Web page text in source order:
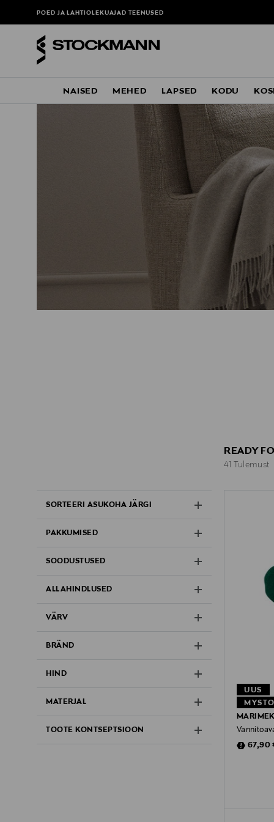
POED JA LAHTIOLEKUAJADTEENUSED
NAISED MEHED LAPSED KODU
SORTEERI ASUKOHA JÄRGI
PAKKUMISED
SOODUSTUSED
ALLAHINDLUSED
VÄRV
BRÄND
HIND
MATERJAL
TOOTE KONTSEPTSIOON
READY
41 Tulemust
UUS
67,90